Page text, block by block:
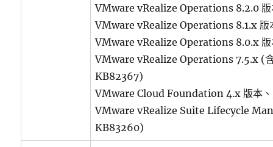
VMware vRealize Operations 8.2.0
VMware vRealize Operations 8.1.x
VMware vRealize Operations 8.0.x
VMware vRealize Operations 7.5.x (
KB82367)
VMware Cloud Foundation 4.x 版本
VMware vRealize Suite Lifecycle
KB83260)